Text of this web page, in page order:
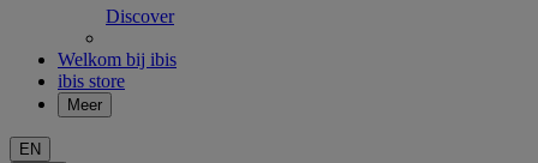
Discover
Welkom bij ibis
ibis store
Meer
EN